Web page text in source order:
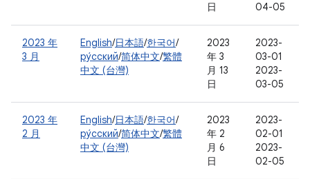
日
04-05
2023 年
3 月
English/日本語/한국어/
ру́сский/简体中文/繁體
中文 (台灣)
2023
年 3
月 13
日
2023-
03-01
2023-
03-05
2023 年
2 月
English/日本語/한국어/
ру́сский/简体中文/繁體
中文 (台灣)
2023
年 2
月 6
日
2023-
02-01
2023-
02-05